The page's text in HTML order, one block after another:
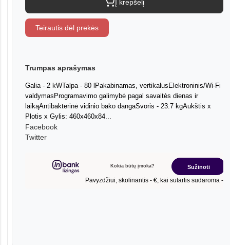
Į krepšelį
Teirautis dėl prekės
Trumpas aprašymas
Galia - 2 kWTalpa - 80 lPakabinamas, vertikalusElektroninis/Wi-Fi
valdymasProgramavimo galimybė pagal savaitės dienas ir
laikąAntibakterinė vidinio bako dangaSvoris - 23.7 kgAukštis x
Plotis x Gylis: 460x460x84...
Facebook
Twitter